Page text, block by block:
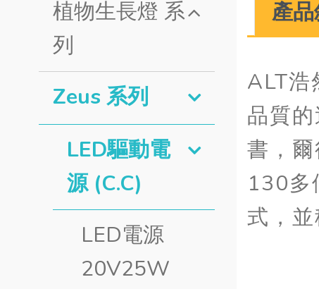
植物生長燈 系
列
Zeus 系列
LED驅動電
源 (C.C)
LED電源
20V25W
產
ALT浩
品質
書，
130多
式，